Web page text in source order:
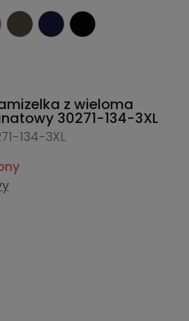
z wieloma
30271-134-3XL
134-3XL